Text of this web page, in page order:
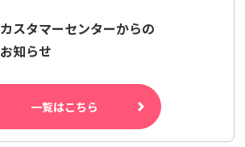
カスタマーセンターからの
お知らせ
一覧はこちら